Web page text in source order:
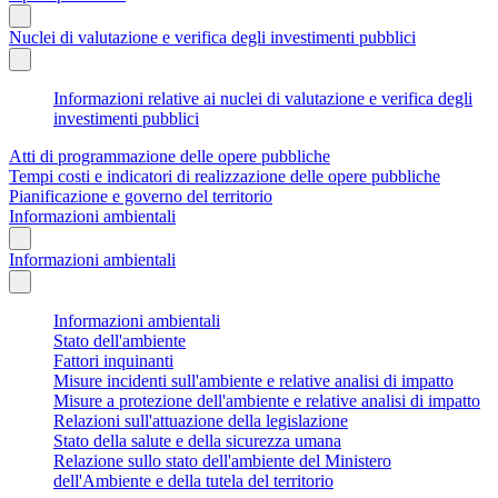
Nuclei di valutazione e verifica degli investimenti pubblici
Informazioni relative ai nuclei di valutazione e verifica degli
investimenti pubblici
Atti di programmazione delle opere pubbliche
Tempi costi e indicatori di realizzazione delle opere pubbliche
Pianificazione e governo del territorio
Informazioni ambientali
Informazioni ambientali
Informazioni ambientali
Stato dell'ambiente
Fattori inquinanti
Misure incidenti sull'ambiente e relative analisi di impatto
Misure a protezione dell'ambiente e relative analisi di impatto
Relazioni sull'attuazione della legislazione
Stato della salute e della sicurezza umana
Relazione sullo stato dell'ambiente del Ministero
dell'Ambiente e della tutela del territorio